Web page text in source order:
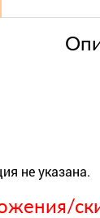
не указана.